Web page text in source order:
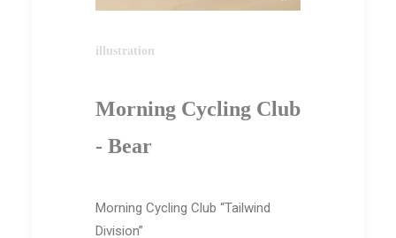
illustration
Morning Cycling Club
- Bear
Morning Cycling Club “Tailwind
Division”